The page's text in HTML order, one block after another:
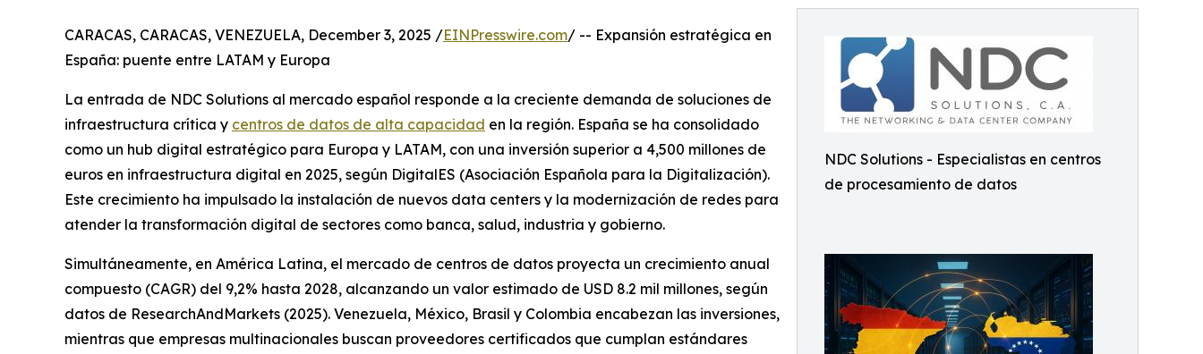
NDC Solutions - Especialistas en centros
de procesamiento de datos
CARACAS, CARACAS, VENEZUELA, December 3, 2025 /EINPresswire.com/ -- Expansión estratégica en
España: puente entre LATAM y Europa
La entrada de NDC Solutions al mercado español responde a la creciente demanda de soluciones de
infraestructura crítica y centros de datos de alta capacidad en la región. España se ha consolidado
como un hub digital estratégico para Europa y LATAM, con una inversión superior a 4,500 millones de
euros en infraestructura digital en 2025, según DigitalES (Asociación Española para la Digitalización).
Este crecimiento ha impulsado la instalación de nuevos data centers y la modernización de redes para
atender la transformación digital de sectores como banca, salud, industria y gobierno.
Simultáneamente, en América Latina, el mercado de centros de datos proyecta un crecimiento anual
compuesto (CAGR) del 9,2% hasta 2028, alcanzando un valor estimado de USD 8.2 mil millones, según
datos de ResearchAndMarkets (2025). Venezuela, México, Brasil y Colombia encabezan las inversiones,
mientras que empresas multinacionales buscan proveedores certificados que cumplan estándares